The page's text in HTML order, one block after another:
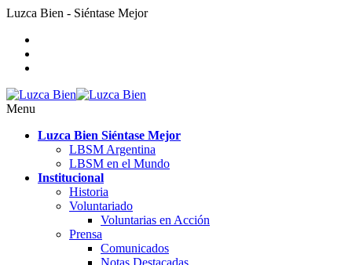
Luzca Bien - Siéntase Mejor
Menu
Luzca Bien Siéntase Mejor
LBSM Argentina
LBSM en el Mundo
Institucional
Historia
Voluntariado
Voluntarias en Acción
Prensa
Comunicados
Notas Destacadas